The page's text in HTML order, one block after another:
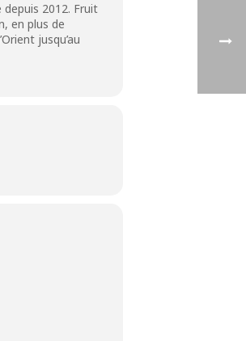
2012. Fruit
en plus de
jusqu’au